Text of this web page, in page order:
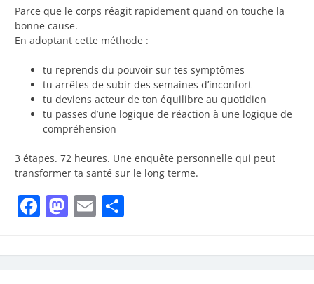
Parce que le corps réagit rapidement quand on touche la
bonne cause.
En adoptant cette méthode :
tu reprends du pouvoir sur tes symptômes
tu arrêtes de subir des semaines d’inconfort
tu deviens acteur de ton équilibre au quotidien
tu passes d’une logique de réaction à une logique de
compréhension
3 étapes. 72 heures. Une enquête personnelle qui peut
transformer ta santé sur le long terme.
Facebook
Mastodon
Email